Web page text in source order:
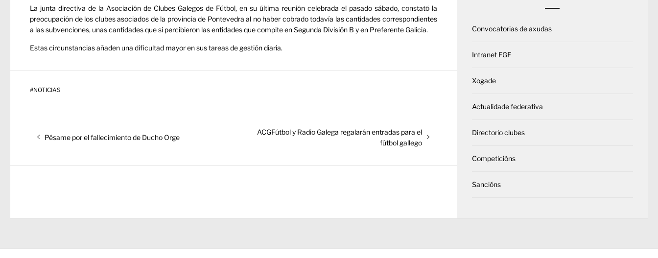
La junta directiva de la Asociación de Clubes Galegos de Fútbol, en su última reunión celebrada el pasado sábado, constató la
preocupación de los clubes asociados de la provincia de Pontevedra al no haber cobrado todavía las cantidades correspondientes
a las subvenciones, unas cantidades que si percibieron las entidades que compite en Segunda División B y en Preferente Galicia.
Estas circunstancias añaden una dificultad mayor en sus tareas de gestión diaria.
#NOTICIAS
de
Entrada
Pésame por el fallecimiento de Ducho Orge
Entrada
ACGFútbol y Radio Galega regalarán entradas para el
fútbol gallego
Convocatorias de axudas
Intranet FGF
Xogade
Actualidade federativa
Directorio clubes
Competicións
Sancións